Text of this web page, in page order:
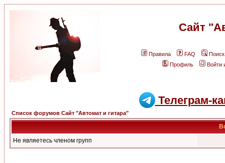
Сайт
Правила FAQ
Поиск
Профиль
Войти
Телеграм-
Список форумов Сайт "Автомат и гитара"
Не являетесь членом групп